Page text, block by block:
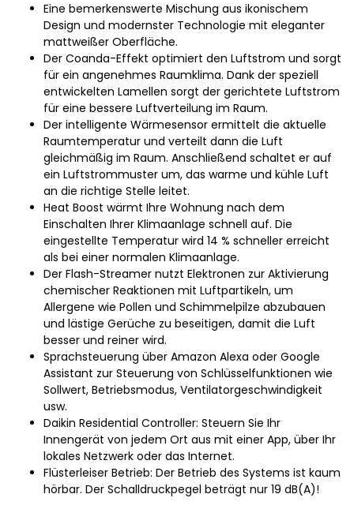
Eine bemerkenswerte Mischung aus ikonischem
Design und modernster Technologie mit eleganter
mattweißer Oberfläche.
Der Coanda-Effekt optimiert den Luftstrom und sorgt
für ein angenehmes Raumklima. Dank der speziell
entwickelten Lamellen sorgt der gerichtete Luftstrom
für eine bessere Luftverteilung im Raum.
Der intelligente Wärmesensor ermittelt die aktuelle
Raumtemperatur und verteilt dann die Luft
gleichmäßig im Raum. Anschließend schaltet er auf
ein Luftstrommuster um, das warme und kühle Luft
an die richtige Stelle leitet.
Heat Boost wärmt Ihre Wohnung nach dem
Einschalten Ihrer Klimaanlage schnell auf. Die
eingestellte Temperatur wird 14 % schneller erreicht
als bei einer normalen Klimaanlage.
Der Flash-Streamer nutzt Elektronen zur Aktivierung
chemischer Reaktionen mit Luftpartikeln, um
Allergene wie Pollen und Schimmelpilze abzubauen
und lästige Gerüche zu beseitigen, damit die Luft
besser und reiner wird.
Sprachsteuerung über Amazon Alexa oder Google
Assistant zur Steuerung von Schlüsselfunktionen wie
Sollwert, Betriebsmodus, Ventilatorgeschwindigkeit
usw.
Daikin Residential Controller: Steuern Sie Ihr
Innengerät von jedem Ort aus mit einer App, über Ihr
lokales Netzwerk oder das Internet.
Flüsterleiser Betrieb: Der Betrieb des Systems ist kaum
hörbar. Der Schalldruckpegel beträgt nur 19 dB(A)!